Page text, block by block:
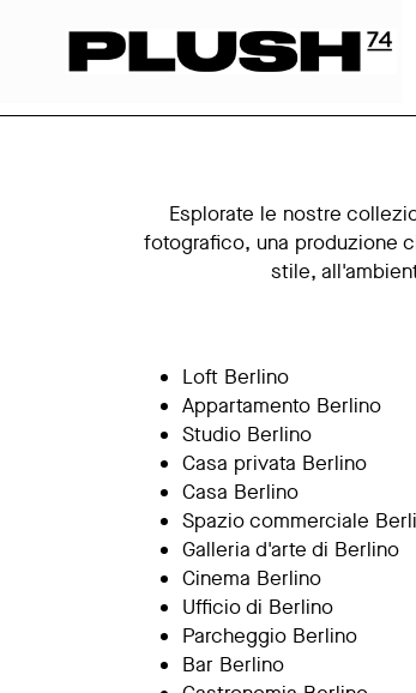
Esplorate le nostre
fotografico, una produzione
stile,
Loft Berlino
Appartamento Berlino
Studio Berlino
Casa privata Berlino
Casa Berlino
Spazio commerciale
Galleria d'arte di Berlino
Cinema Berlino
Ufficio di Berlino
Parcheggio Berlino
Bar Berlino